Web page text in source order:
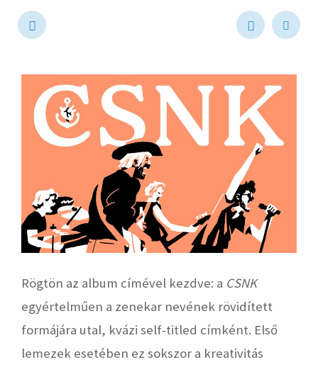
hirdetés
Rögtön az album címével kezdve: a CSNK
egyértelműen a zenekar nevének rövidített
formájára utal, kvázi self-titled címként. Első
lemezek esetében ez sokszor a kreativitás